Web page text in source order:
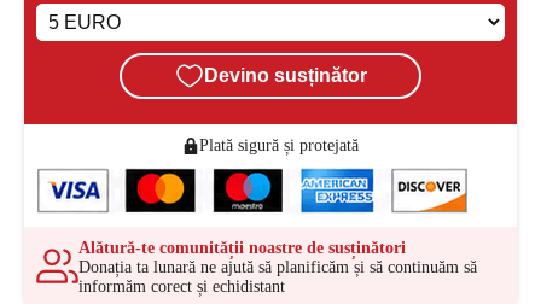
Devino susținător
Plată sigură și protejată
Alătură-te comunității noastre de susținători
Donația ta lunară ne ajută să planificăm și să continuăm să
informăm corect și echidistant